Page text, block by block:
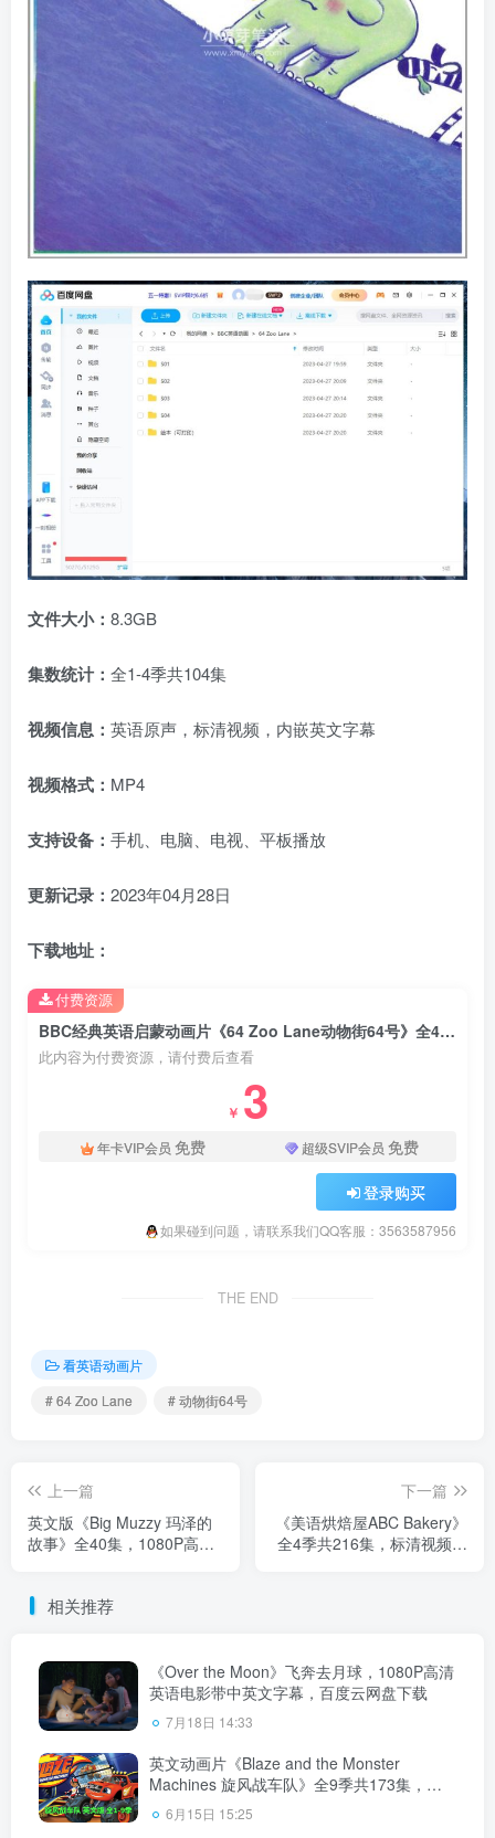
文件大小： 8.3GB
集数统计： 全1-4季共104集
视频信息： 英语原声，标清视频，内嵌英文字幕
视频格式： MP4
支持设备： 手机、电脑、电视、平板播放
更新记录： 2023年04月28日
下载地址：
BBC经典英语启蒙动画片《64 Zoo Lane动物街64号》全4季共104集标清视频带英文字幕+配套绘本，百度云网盘下载！
此内容为付费资源，请付费后查看
￥ 3
年卡VIP会员 免费 超级SVIP会员 免费
登录购买
如果碰到问题，请联系我们QQ客服：3563587956
付费资源
THE END
看英语动画片
# 64 Zoo Lane
# 动物街64号
上一篇
英文版《Big Muzzy 玛泽的
故事》全40集，1080P高清
度云网盘下载！
下一篇
《美语烘焙屋ABC Bakery》
全4季共216集，标清视频带
相关推荐
《Over the Moon》飞奔去月球，1080P高清
英语电影带中英文字幕，百度云网盘下载
7月18日 14:33
英文动画片《Blaze and the Monster
Machines 旋风战车队》全9季共173集，
1080P高清视频带英文字幕，百度云网盘下
载！
6月15日 15:25